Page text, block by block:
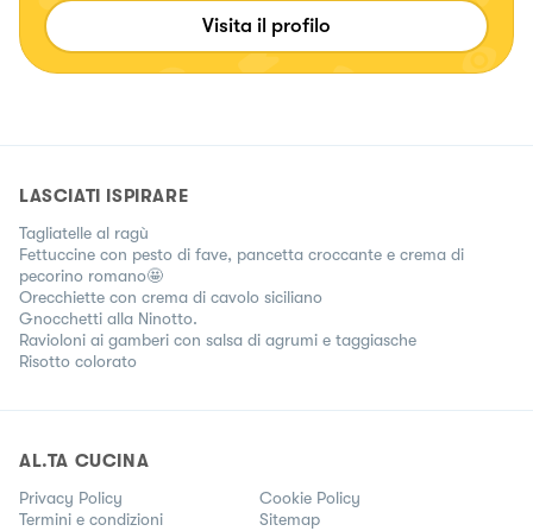
ritrovo in questa frase delle favole... "Basta un po' di
fantasia e di bontà" Se cerchi qualcosa di diverso mi hai
Visita il profilo
LASCIATI ISPIRARE
Tagliatelle al ragù
Fettuccine con pesto di fave, pancetta croccante e crema di
pecorino romano🤩
Orecchiette con crema di cavolo siciliano
Gnocchetti alla Ninotto.
Ravioloni ai gamberi con salsa di agrumi e taggiasche
Risotto colorato
AL.TA CUCINA
Privacy Policy
Cookie Policy
Termini e condizioni
Sitemap